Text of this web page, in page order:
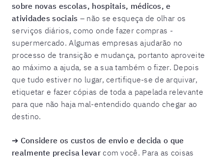
sobre novas escolas, hospitais, médicos, e
atividades sociais – não se esqueça de olhar os
serviços diários, como onde fazer compras -
supermercado. Algumas empresas ajudarão no
processo de transição e mudança, portanto aproveite
ao máximo a ajuda, se a sua também o fizer. Depois
que tudo estiver no lugar, certifique-se de arquivar,
etiquetar e fazer cópias de toda a papelada relevante
para que não haja mal-entendido quando chegar ao
destino.
➔ Considere os custos de envio e decida o que
realmente precisa levarcom você. Para as coisas